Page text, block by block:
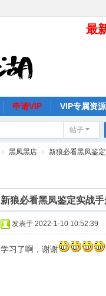
最
申请VIP VIP专属资源
帖子
› 黑凤黑店 › 新狼必看黑凤鉴
新狼必看黑凤鉴定实战
发表于 2022-1-10 10:52:39
学习了啊，谢谢